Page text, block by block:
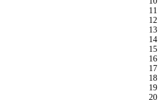
11
12
13
14
15
16
17
18
19
20